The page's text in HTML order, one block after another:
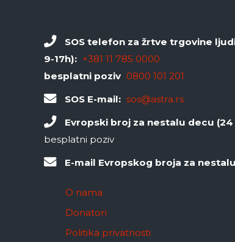
SOS telefon za žrtve trgovine
9-17h): +381 11 785 0000
besplatni poziv 0800 101 201
SOS E-mail: sos@astra.rs
Evropski broj za nestalu decu
besplatni poziv
E-mail Evropskog broja za
O nama
Donatori
Politika privatnosti